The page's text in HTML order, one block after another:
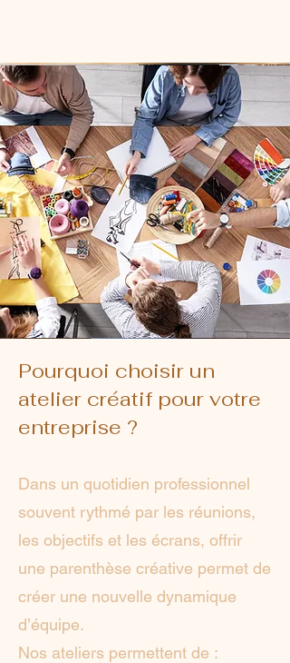
Pourquoi choisir un
atelier créatif pour votre
entreprise ?
Dans un quotidien professionnel
souvent rythmé par les réunions,
les objectifs et les écrans, offrir
une parenthèse créative permet de
créer une nouvelle dynamique
d’équipe.
Nos ateliers permettent de :